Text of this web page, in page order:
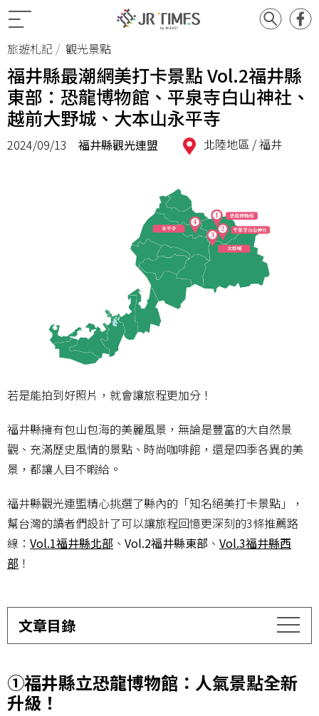
旅遊札記 觀光景點
福井縣最潮網美打卡景點 Vol.2福井縣
東部：恐龍博物館、平泉寺白山神社、
越前大野城、大本山永平寺
2024/09/13 福井縣觀光連盟 北陸地區 /福井
若是能拍到好照片，就會讓旅程更加分！
福井縣擁有包山包海的美麗風景，無論是豐富的大自然景
觀、充滿歷史風情的景點、時尚咖啡館，還是四季各異的美
景，都讓人目不暇給。
福井縣觀光連盟精心挑選了縣內的「知名絕美打卡景點」，
幫台灣的讀者們設計了可以讓旅程回憶更深刻的3條推薦路
線： Vol.1福井縣北部 、 Vol.2福井縣東部 、 Vol.3福井縣西
部 ！
文章目錄
①福井縣立恐龍博物館：人氣景點全新
升級！